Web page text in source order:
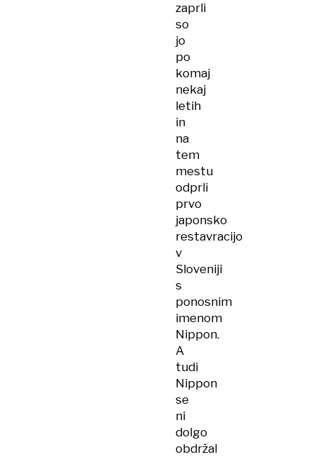
zaprli
so
jo
po
komaj
nekaj
letih
in
na
tem
mestu
odprli
prvo
japonsko
restavracijo
v
Sloveniji
s
ponosnim
imenom
Nippon.
A
tudi
Nippon
se
ni
dolgo
obdržal